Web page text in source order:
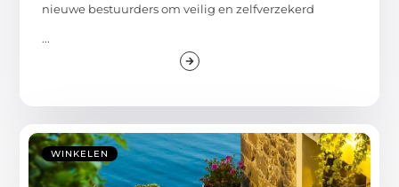
nieuwe bestuurders om veilig en zelfverzekerd
...
WINKELEN